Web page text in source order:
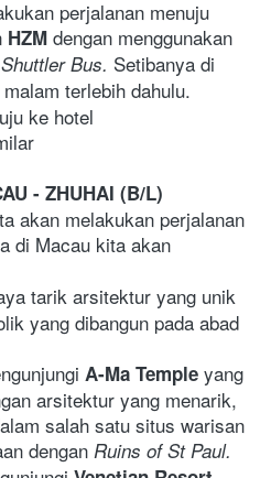
HZM
Bus.
terlebih dahulu.
ke hotel
- ZHUHAI (B/L)
akan melakukan perjalanan
di Macau kita akan
tarik arsitektur yang unik
yang dibangun pada abad
A-Ma Temple yang
arsitektur yang menarik,
salah satu situs warisan
dengan Ruins of St Paul.